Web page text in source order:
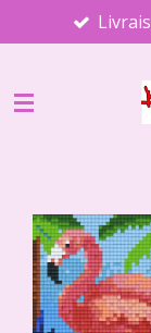
au
principal